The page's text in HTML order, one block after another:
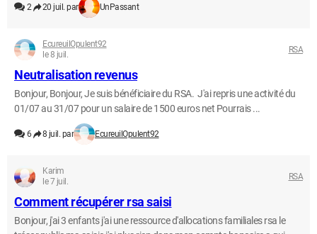
2 20 juil. par UnPassant
EcureuilOpulent92
le 8 juil.
RSA
Neutralisation revenus
Bonjour, Bonjour, Je suis bénéficiaire du RSA. J'ai repris une activité du
01/07 au 31/07 pour un salaire de 1500 euros net Pourrais ...
6 8 juil. par EcureuilOpulent92
Karim
le 7 juil.
RSA
Comment récupérer rsa saisi
Bonjour, j'ai 3 enfants j'ai une ressource d'allocations familiales rsa le